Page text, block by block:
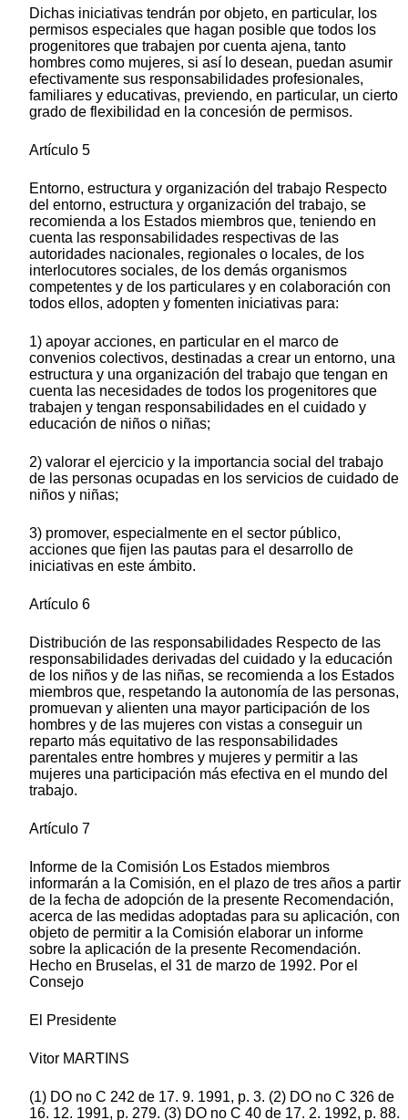
Dichas iniciativas tendrán por objeto, en particular, los
permisos especiales que hagan posible que todos los
progenitores que trabajen por cuenta ajena, tanto
hombres como mujeres, si así lo desean, puedan asumir
efectivamente sus responsabilidades profesionales,
familiares y educativas, previendo, en particular, un cierto
grado de flexibilidad en la concesión de permisos.
Artículo 5
Entorno, estructura y organización del trabajo Respecto
del entorno, estructura y organización del trabajo, se
recomienda a los Estados miembros que, teniendo en
cuenta las responsabilidades respectivas de las
autoridades nacionales, regionales o locales, de los
interlocutores sociales, de los demás organismos
competentes y de los particulares y en colaboración con
todos ellos, adopten y fomenten iniciativas para:
1) apoyar acciones, en particular en el marco de
convenios colectivos, destinadas a crear un entorno, una
estructura y una organización del trabajo que tengan en
cuenta las necesidades de todos los progenitores que
trabajen y tengan responsabilidades en el cuidado y
educación de niños o niñas;
2) valorar el ejercicio y la importancia social del trabajo
de las personas ocupadas en los servicios de cuidado de
niños y niñas;
3) promover, especialmente en el sector público,
acciones que fijen las pautas para el desarrollo de
iniciativas en este ámbito.
Artículo 6
Distribución de las responsabilidades Respecto de las
responsabilidades derivadas del cuidado y la educación
de los niños y de las niñas, se recomienda a los Estados
miembros que, respetando la autonomía de las personas,
promuevan y alienten una mayor participación de los
hombres y de las mujeres con vistas a conseguir un
reparto más equitativo de las responsabilidades
parentales entre hombres y mujeres y permitir a las
mujeres una participación más efectiva en el mundo del
trabajo.
Artículo 7
Informe de la Comisión Los Estados miembros
informarán a la Comisión, en el plazo de tres años a partir
de la fecha de adopción de la presente Recomendación,
acerca de las medidas adoptadas para su aplicación, con
objeto de permitir a la Comisión elaborar un informe
sobre la aplicación de la presente Recomendación.
Hecho en Bruselas, el 31 de marzo de 1992. Por el
Consejo
El Presidente
Vitor MARTINS
(1) DO no C 242 de 17. 9. 1991, p. 3. (2) DO no C 326 de
16. 12. 1991, p. 279. (3) DO no C 40 de 17. 2. 1992, p. 88.